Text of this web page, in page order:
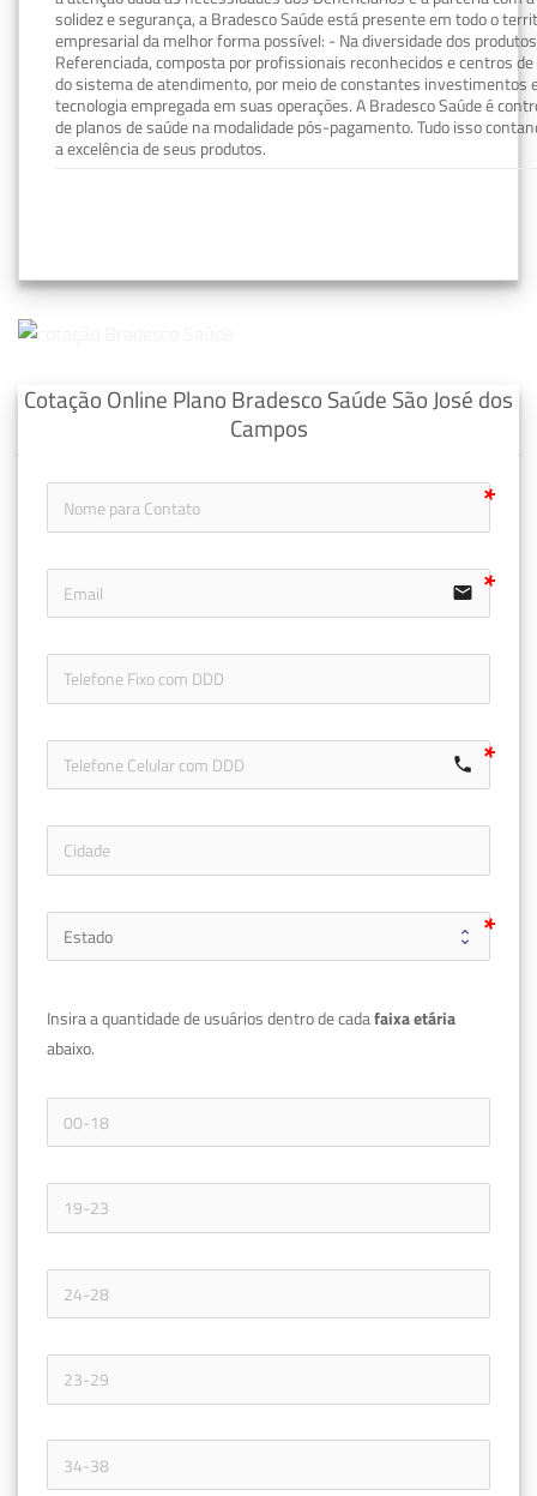
solidez e segurança, a Bradesco Saúde está presente em todo o
empresarial da melhor forma possível: - Na diversidade dos
Referenciada, composta por profissionais reconhecidos e centros
do sistema de atendimento, por meio de constantes investimentos
tecnologia empregada em suas operações. A Bradesco Saúde é
de planos de saúde na modalidade pós-pagamento. Tudo isso
a excelência de seus produtos.
Cotação Online Plano Bradesco Saúde São José dos
Campos
email
call
Insira a quantidade de usuários dentro de cada
abaixo.